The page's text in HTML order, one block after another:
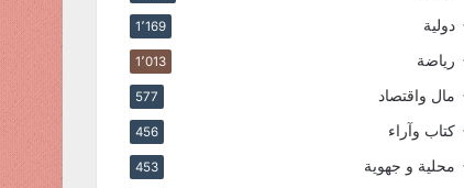
دولية 1٬169
رياضة 1٬013
مال واقتصاد 577
كتاب وآراء 456
محلية و جهوية 453